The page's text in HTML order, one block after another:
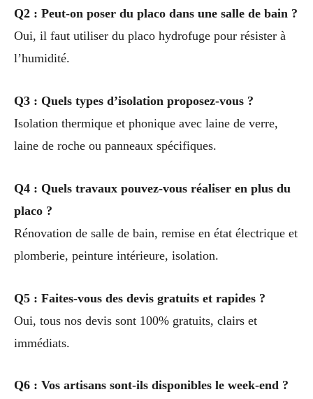
Q2 : Peut-on poser du placo dans une salle de bain ?
Oui, il faut utiliser du placo hydrofuge pour résister à
l’humidité.
Q3 : Quels types d’isolation proposez-vous ?
Isolation thermique et phonique avec laine de verre,
laine de roche ou panneaux spécifiques.
Q4 : Quels travaux pouvez-vous réaliser en plus du
placo ?
Rénovation de salle de bain, remise en état électrique et
plomberie, peinture intérieure, isolation.
Q5 : Faites-vous des devis gratuits et rapides ?
Oui, tous nos devis sont 100% gratuits, clairs et
immédiats.
Q6 : Vos artisans sont-ils disponibles le week-end ?